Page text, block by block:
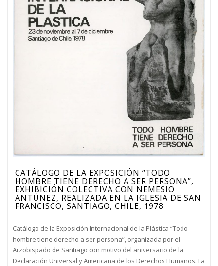
CATÁLOGO DE LA EXPOSICIÓN “TODO
HOMBRE TIENE DERECHO A SER PERSONA”,
EXHIBICIÓN COLECTIVA CON NEMESIO
ANTÚNEZ, REALIZADA EN LA IGLESIA DE SAN
FRANCISCO, SANTIAGO, CHILE, 1978
Catálogo de la Exposición Internacional de la Plástica “Todo
hombre tiene derecho a ser persona”, organizada por el
Arzobispado de Santiago con motivo del aniversario de la
Declaración Universal y Americana de los Derechos Humanos. La